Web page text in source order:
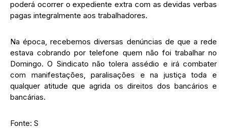
poderá ocorrer o expediente extra com as devidas verbas
pagas integralmente aos trabalhadores.
Na época, recebemos diversas denúncias de que a rede
estava cobrando por telefone quem não foi trabalhar no
Domingo. O Sindicato não tolera assédio e irá combater
com manifestações, paralisações e na justiça toda e
qualquer atitude que agrida os direitos dos bancários e
bancárias.
Fonte: S